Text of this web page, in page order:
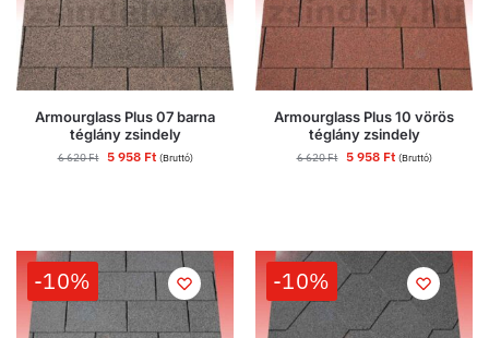
Armourglass Plus 07 barna
téglány zsindely
6 620Ft 5 958 Ft (Bruttó)
Armourglass Plus 10 vörös
téglány zsindely
6 620Ft 5 958 Ft (Bruttó)
-10% -10%